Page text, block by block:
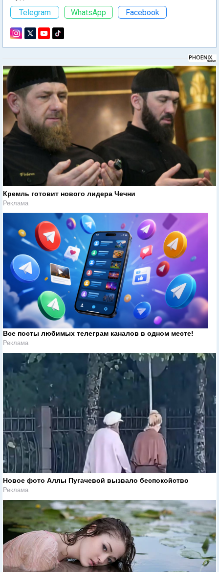
Telegram
WhatsApp Facebook
Кремль готовит нового лидера Чечни
Реклама
Все посты любимых телеграм каналов в одном месте!
Реклама
Новое фото Аллы Пугачевой вызвало беспокойство
Реклама